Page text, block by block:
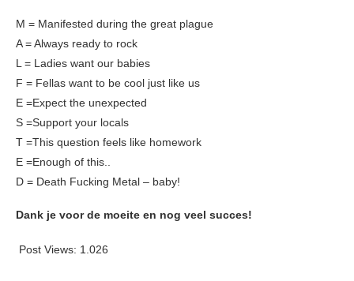
M = Manifested during the great plague
A = Always ready to rock
L = Ladies want our babies
F = Fellas want to be cool just like us
E =Expect the unexpected
S =Support your locals
T =This question feels like homework
E =Enough of this..
D = Death Fucking Metal – baby!
Dank je voor de moeite en nog veel succes!
Post Views: 1.026